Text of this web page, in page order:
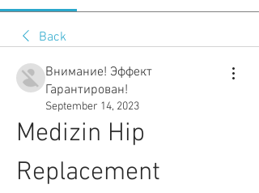
Back
Внимание! Эффект
Гарантирован!
September 14, 2023
Medizin Hip
Replacement